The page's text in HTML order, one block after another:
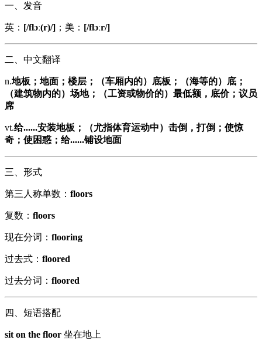
一、发音
英： [/flɔː(r)/] ；美： [/flɔːr/]
二、中文翻译
n.地板；地面；楼层；（车厢内的）底板；（海等的）底；
（建筑物内的）场地；（工资或物价的）最低额，底价；议员
席
vt.给......安装地板；（尤指体育运动中）击倒，打倒；使惊
奇；使困惑；给......铺设地面
三、形式
第三人称单数： floors
复数： floors
现在分词： flooring
过去式： floored
过去分词： floored
四、短语搭配
sit on the floor 坐在地上